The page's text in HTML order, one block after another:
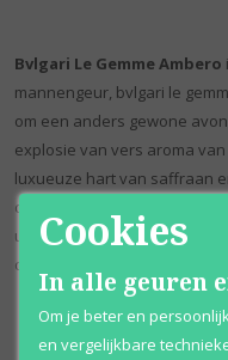
Bvlgari Le Gemme Ambero
mannengeur, bvlgari le
om een anders gewone
explosie van vers aroma
luxueuze hart van saffraan
complexiteit, terwijl amber
uit 2016 werd uitgebracht als
collectie van bvlgari.
Cookies
In alle geuren
Om je beter en
en vergelijkbare